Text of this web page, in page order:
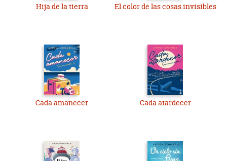
Hija de la tierra El color de las cosas invisibles
Cada amanecer Cada atardecer